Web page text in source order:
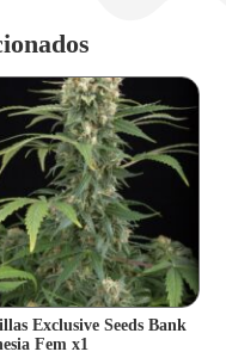
Exclusive Seeds Bank
Fem x1